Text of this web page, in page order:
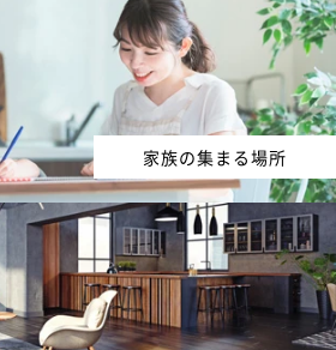
家族の集まる場所